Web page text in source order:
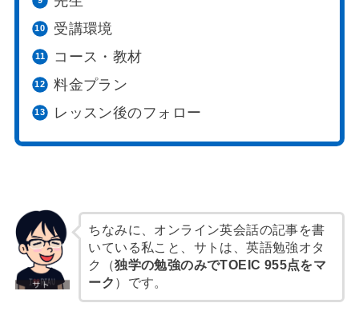
受講環境
コース・教材
料金プラン
レッスン後のフォロー
ちなみに、オンライン英会話の記事を書
いている私こと、サトは、英語勉強オタ
ク（独学の勉強のみでTOEIC 955点をマ
ーク ）です。